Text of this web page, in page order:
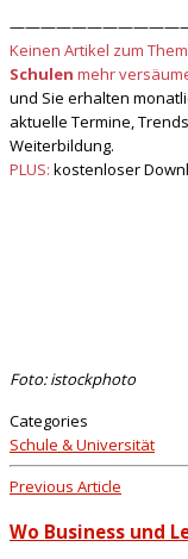
Keinen Artikel zum
Schulen mehr
und Sie erhalten
aktuelle Termine,
Weiterbildung.
PLUS: kostenloser
Foto: istockphoto
Categories
Schule & Universität
Previous Article
Wo Business und